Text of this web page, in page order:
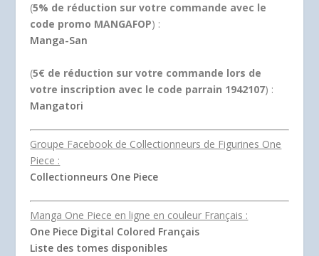
(5% de réduction sur votre commande avec le
code promo MANGAFOP) :
Manga-San
(5€ de réduction sur votre commande lors de
votre inscription avec le code parrain 1942107) :
Mangatori
Groupe Facebook de Collectionneurs de Figurines One
Piece :
Collectionneurs One Piece
Manga One Piece en ligne en couleur Français :
One Piece Digital Colored Français
Liste des tomes disponibles